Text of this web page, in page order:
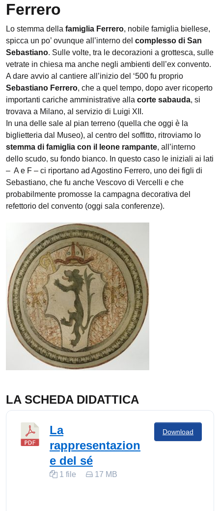
Ferrero
Lo stemma della famiglia Ferrero, nobile famiglia biellese,
spicca un po’ ovunque all’interno del complesso di San
Sebastiano. Sulle volte, tra le decorazioni a grottesca, sulle
vetrate in chiesa ma anche negli ambienti dell’ex convento.
A dare avvio al cantiere all’inizio del ‘500 fu proprio
Sebastiano Ferrero, che a quel tempo, dopo aver ricoperto
importanti cariche amministrative alla corte sabauda, si
trovava a Milano, al servizio di Luigi XII.
In una delle sale al pian terreno (quella che oggi è la
biglietteria dal Museo), al centro del soffitto, ritroviamo lo
stemma di famiglia con il leone rampante, all’interno
dello scudo, su fondo bianco. In questo caso le iniziali ai lati
– A e F – ci riportano ad Agostino Ferrero, uno dei figli di
Sebastiano, che fu anche Vescovo di Vercelli e che
probabilmente promosse la campagna decorativa del
refettorio del convento (oggi sala conferenze).
LA SCHEDA DIDATTICA
La
rappresentazion
e del sé
1 file 17 MB
Download